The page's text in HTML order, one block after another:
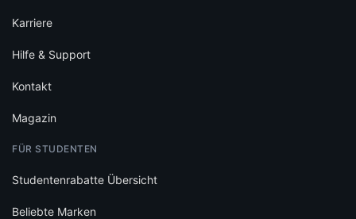
Karriere
Hilfe & Support
Kontakt
Magazin
FÜR STUDENTEN
Studentenrabatte Übersicht
Beliebte Marken